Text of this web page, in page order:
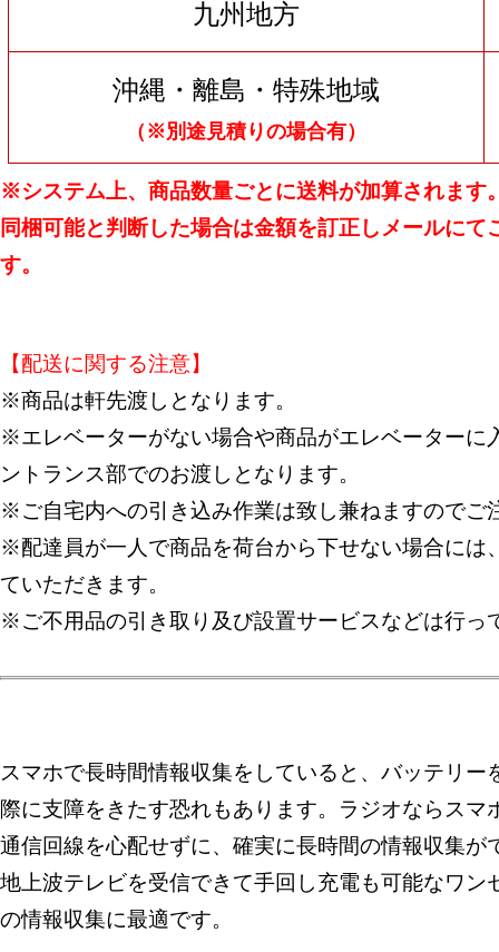
九州地方
沖縄・離島・特殊地域
（※別途見積りの場合有）
※システム上、商品数量ごとに送料が加算されます
同梱可能と判断した場合は金額を訂正しメールにて
す。
【配送に関する注意】
※商品は軒先渡しとなります。
※エレベーターがない場合や商品がエレベーターに
ントランス部でのお渡しとなります。
※ご自宅内への引き込み作業は致し兼ねますのでご
※配達員が一人で商品を荷台から下せない場合には
ていただきます。
※ご不用品の引き取り及び設置サービスなどは行っ
スマホで長時間情報収集をしていると、バッテリー
際に支障をきたす恐れもあります。ラジオならスマ
通信回線を心配せずに、確実に長時間の情報収集が
地上波テレビを受信できて手回し充電も可能なワン
の情報収集に最適です。